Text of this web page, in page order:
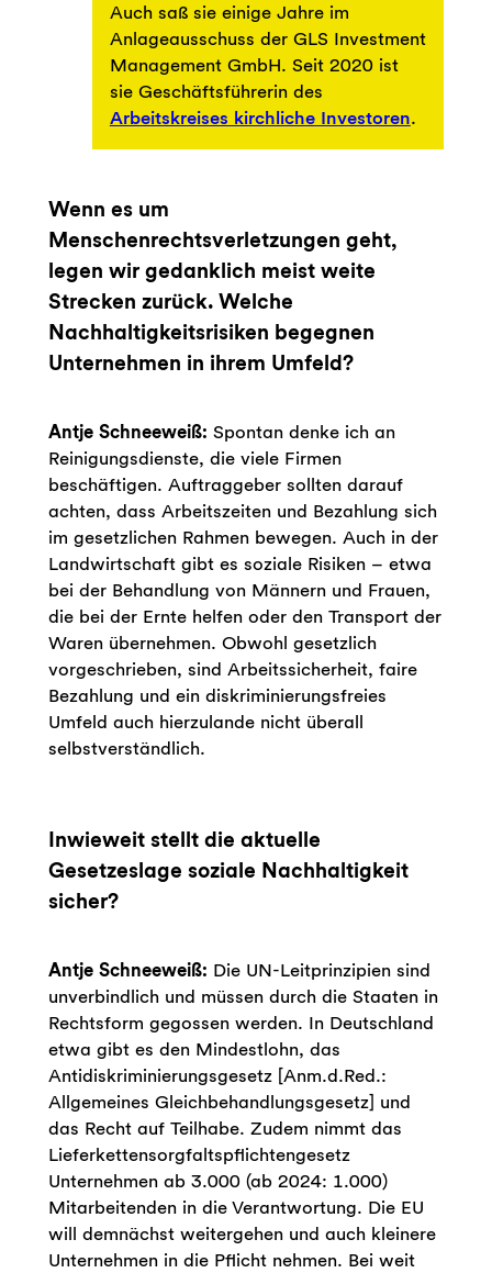
Auch saß sie einige Jahre im
Anlageausschuss der GLS Investment
Management GmbH. Seit 2020 ist
sie Geschäftsführerin des
Arbeitskreises kirchliche Investoren.
Wenn es um
Menschenrechtsverletzungen geht,
legen wir gedanklich meist weite
Strecken zurück. Welche
Nachhaltigkeitsrisiken begegnen
Unternehmen in ihrem Umfeld?
Antje Schneeweiß: Spontan denke ich an
Reinigungsdienste, die viele Firmen
beschäftigen. Auftraggeber sollten darauf
achten, dass Arbeitszeiten und Bezahlung sich
im gesetzlichen Rahmen bewegen. Auch in der
Landwirtschaft gibt es soziale Risiken – etwa
bei der Behandlung von Männern und Frauen,
die bei der Ernte helfen oder den Transport der
Waren übernehmen. Obwohl gesetzlich
vorgeschrieben, sind Arbeitssicherheit, faire
Bezahlung und ein diskriminierungsfreies
Umfeld auch hierzulande nicht überall
selbstverständlich.
Inwieweit stellt die aktuelle
Gesetzeslage soziale Nachhaltigkeit
sicher?
Antje Schneeweiß: Die UN-Leitprinzipien sind
unverbindlich und müssen durch die Staaten in
Rechtsform gegossen werden. In Deutschland
etwa gibt es den Mindestlohn, das
Antidiskriminierungsgesetz [Anm.d.Red.:
Allgemeines Gleichbehandlungsgesetz] und
das Recht auf Teilhabe. Zudem nimmt das
Lieferkettensorgfaltspflichtengesetz
Unternehmen ab 3.000 (ab 2024: 1.000)
Mitarbeitenden in die Verantwortung. Die EU
will demnächst weitergehen und auch kleinere
Unternehmen in die Pflicht nehmen. Bei weit